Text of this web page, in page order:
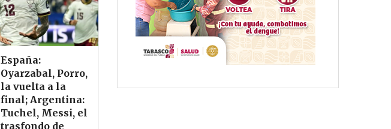
España:
Oyarzabal, Porro,
la vuelta a la
final; Argentina:
Tuchel, Messi, el
trasfondo de